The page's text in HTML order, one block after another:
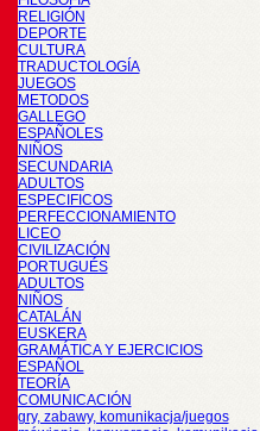
RELIGIÓN
DEPORTE
CULTURA
TRADUCTOLOGÍA
JUEGOS
METODOS
GALLEGO
ESPAÑOLES
NIÑOS
SECUNDARIA
ADULTOS
ESPECIFICOS
PERFECCIONAMIENTO
LICEO
CIVILIZACIÓN
PORTUGUÉS
ADULTOS
NIÑOS
CATALÁN
EUSKERA
GRAMÁTICA Y EJERCICIOS
ESPAÑOL
TEORÍA
COMUNICACIÓN
gry, zabawy, komunikacja/juegos